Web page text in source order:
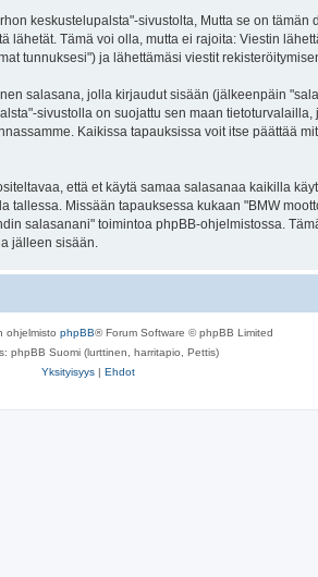
keskustelupalsta"-sivustolta, Mutta se on
Tämä voi olla, mutta ei rajoita: Viestin
tunnuksesi") ja lähettämäsi viestit
salasana, jolla kirjaudut sisään (jälkeenpäin
sivustolla on suojattu sen maan
Kaikissa tapauksissa voit itse päättää
että et käytä samaa salasanaa kaikilla
Missään tapauksessa kukaan "BMW
salasanani" toimintoa phpBB-ohjelmistossa.
jälleen sisään.
ohjelmisto phpBB® Forum Software © phpBB Limited
phpBB Suomi (lurttinen, harritapio, Pettis)
Yksityisyys | Ehdot